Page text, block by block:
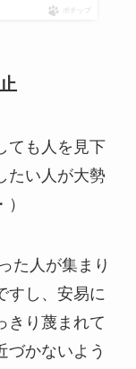
ポチップ
ても人を見下
たい人が大勢
た人が集まり
すし、安易に
きり蔑まれて
づかないよう